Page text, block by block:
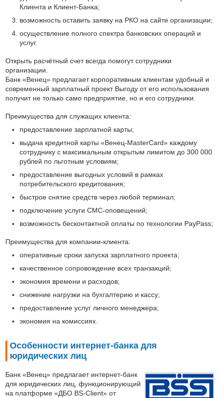
Клиента и Клиент-Банка;
возможность оставить заявку на РКО на сайте организации;
осуществление полного спектра банковских операций и
услуг.
Открыть расчётный счет всегда помогут сотрудники
организации.
Банк «Венец» предлагает корпоративным клиентам удобный и
современный зарплатный проект Выгоду от его использования
получит не только само предприятие, но и его сотрудники.
Преимущества для служащих клиента:
предоставление зарплатной карты;
выдача кредитной карты «Венец-MasterCard» каждому
сотруднику с максимальным открытым лимитом до 300 000
рублей по льготным условиям;
предоставление выгодных условий в рамках
потребительского кредитования;
быстрое снятие средств через любой терминал;
подключение услуги СМС-оповещений;
возможность бесконтактной оплаты по технологии PayPass;
Преимущества для компании-клиента:
оперативные сроки запуска зарплатного проекта;
качественное сопровождение всех транзакций;
экономия времени и расходов;
снижение нагрузки на бухгалтерию и кассу;
предоставление услуг личного менеджера;
экономия на комиссиях.
Особенности интернет-банка для
юридических лиц
Банк «Венец» предлагает интернет-банк
для юридических лиц, функционирующий
на платформе «ДБО BS-Client» от